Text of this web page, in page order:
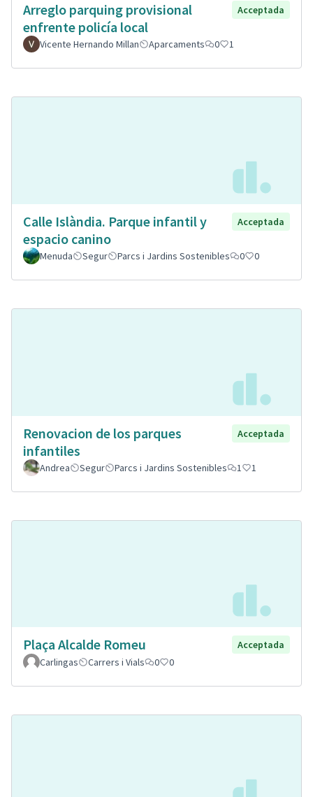
Arreglo parquing provisional
enfrente policía local
Acceptada
Vicente Hernando Millan Aparcaments 0 1
Calle Islàndia. Parque infantil y
espacio canino
Acceptada
Menuda Segur Parcs i Jardins Sostenibles 0 0
Renovacion de los parques
infantiles
Acceptada
Andrea Segur Parcs i Jardins Sostenibles 1 1
Plaça Alcalde Romeu
Acceptada
Carlingas
Carrers i Vials 0 0